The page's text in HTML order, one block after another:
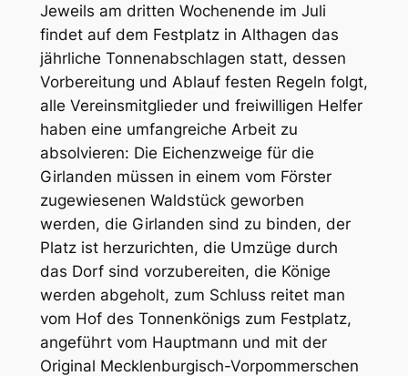
Jeweils am dritten Wochenende im Juli
findet auf dem Festplatz in Althagen das
jährliche Tonnenabschlagen statt, dessen
Vorbereitung und Ablauf festen Regeln folgt,
alle Vereinsmitglieder und freiwilligen Helfer
haben eine umfangreiche Arbeit zu
absolvieren: Die Eichenzweige für die
Girlanden müssen in einem vom Förster
zugewiesenen Waldstück geworben
werden, die Girlanden sind zu binden, der
Platz ist herzurichten, die Umzüge durch
das Dorf sind vorzubereiten, die Könige
werden abgeholt, zum Schluss reitet man
vom Hof des Tonnenkönigs zum Festplatz,
angeführt vom Hauptmann und mit der
Original Mecklenburgisch-Vorpommerschen